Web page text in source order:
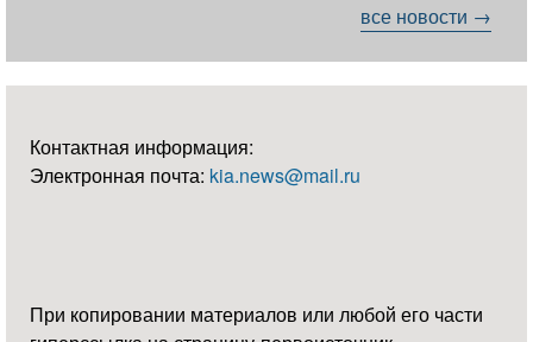
все новости →
Контактная информация:
Электронная почта: kia.news@mail.ru
При копировании материалов или любой его части